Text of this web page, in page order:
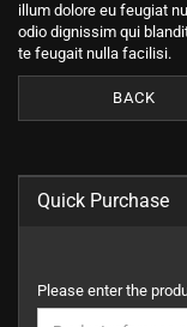
illum dolore eu feugiat
odio dignissim qui
te feugait nulla facilisi.
BACK
Quick Purchase
PLEASE
ENTER
Please enter the